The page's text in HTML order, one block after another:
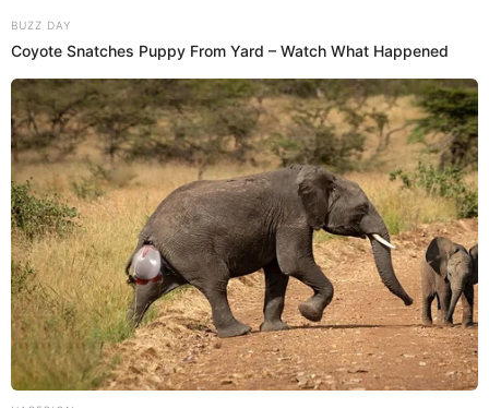
Alemania alzando la Copa Mundial de la FIFA en 2014.
Más información en Libero.pe
MUNDIAL QATAR 2022
COPA DEL MUNDO
HISTORIAS DE LOS MUNDIALES
CURIOSIDADES DEL MUNDIAL
Prefiero a Libero en Google